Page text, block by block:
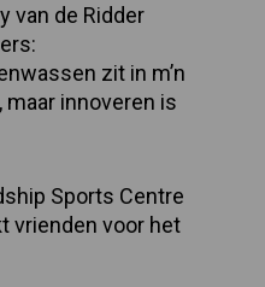
van de Ridder
zit in m’n
maar innoveren is
Sports Centre
vrienden voor het